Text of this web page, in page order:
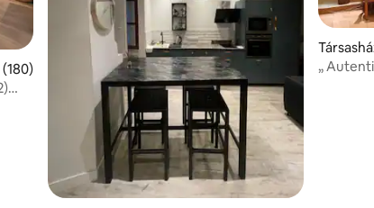
értékelés: 5/4,86, 180 vélemény
„